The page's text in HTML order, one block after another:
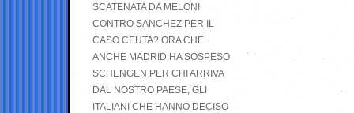
SCATENATA DA MELONI
CONTRO SANCHEZ PER IL
CASO CEUTA? ORA CHE
ANCHE MADRID HA SOSPESO
SCHENGEN PER CHI ARRIVA
DAL NOSTRO PAESE, GLI
ITALIANI CHE HANNO DECISO